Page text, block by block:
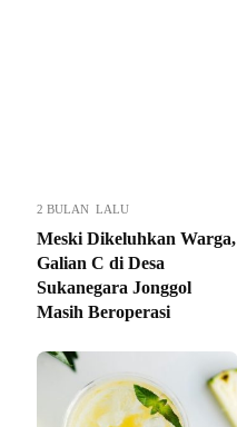
2 BULAN LALU
Meski Dikeluhkan Warga,
Galian C di Desa
Sukanegara Jonggol
Masih Beroperasi